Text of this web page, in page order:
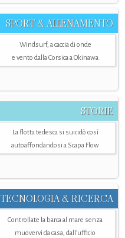
SPORT & ALLENAMENTO
Windsurf, a caccia di onde
e vento dalla Corsica a Okinawa
STORIE
La flotta tedesca si suicidò così
autoaffondandosi a Scapa Flow
TECNOLOGIA & RICERCA
Controllate la barca al mare senza
muovervi da casa, dall’ufficio